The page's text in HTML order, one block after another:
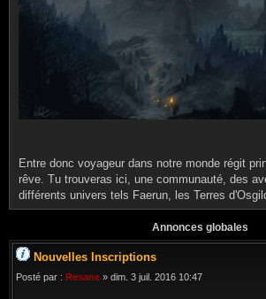
Entre donc voyageur dans notre monde régit
rêve. Tu trouveras ici, une communauté, des
différents univers tels Faerun, les Terres
Annonces globales
Nouvelles Inscriptions
Posté par : Resane » dim. 3 juil. 2016 10:47